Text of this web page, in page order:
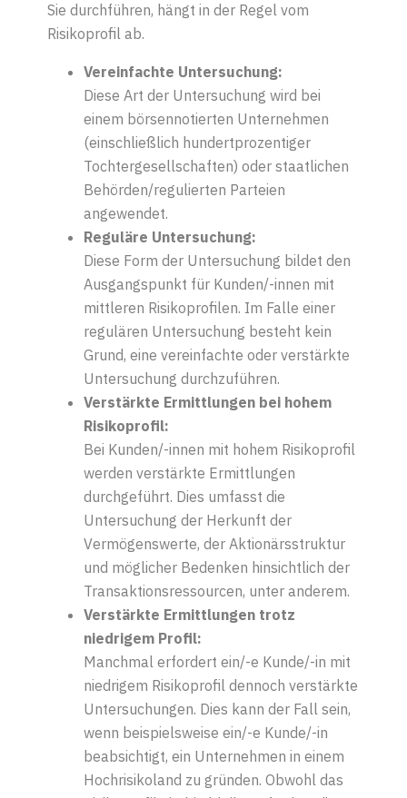
Sie durchführen, hängt in der Regel vom
Risikoprofil ab.
Vereinfachte Untersuchung:
Diese Art der Untersuchung wird bei
einem börsennotierten Unternehmen
(einschließlich hundertprozentiger
Tochtergesellschaften) oder staatlichen
Behörden/regulierten Parteien
angewendet.
Reguläre Untersuchung:
Diese Form der Untersuchung bildet den
Ausgangspunkt für Kunden/-innen mit
mittleren Risikoprofilen. Im Falle einer
regulären Untersuchung besteht kein
Grund, eine vereinfachte oder verstärkte
Untersuchung durchzuführen.
Verstärkte Ermittlungen bei hohem
Risikoprofil:
Bei Kunden/-innen mit hohem Risikoprofil
werden verstärkte Ermittlungen
durchgeführt. Dies umfasst die
Untersuchung der Herkunft der
Vermögenswerte, der Aktionärsstruktur
und möglicher Bedenken hinsichtlich der
Transaktionsressourcen, unter anderem.
Verstärkte Ermittlungen trotz
niedrigem Profil:
Manchmal erfordert ein/-e Kunde/-in mit
niedrigem Risikoprofil dennoch verstärkte
Untersuchungen. Dies kann der Fall sein,
wenn beispielsweise ein/-e Kunde/-in
beabsichtigt, ein Unternehmen in einem
Hochrisikoland zu gründen. Obwohl das